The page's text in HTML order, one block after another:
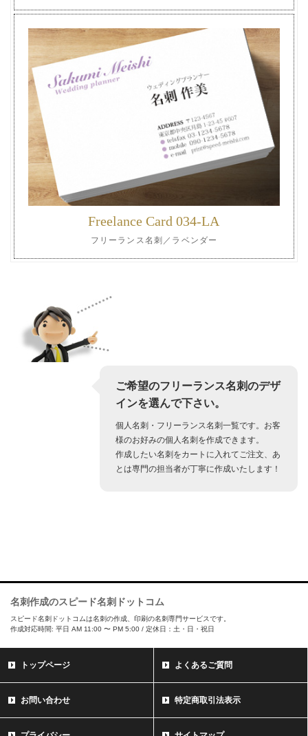
Freelance Card 034-LA
フリーランス名刺／ラベンダー
ご希望のフリーランス名刺のデザ
インを選んで下さい。
個人名刺・フリーランス名刺一覧です。お客
様のお好みの個人名刺を作成できます。
作成したい名刺をカートに入れてご注文、あ
とは専門の担当者が丁寧に作成いたします！
名刺作成のスピード名刺ドットコム
スピード名刺ドットコムは名刺の作成、印刷の名刺専門サービスです。
作成対応時間: 平日 AM 11:00 〜 PM 5:00 / 定休日：土・日・祝日
トップページ よくあるご質問
お問い合わせ 特定商取引法表示